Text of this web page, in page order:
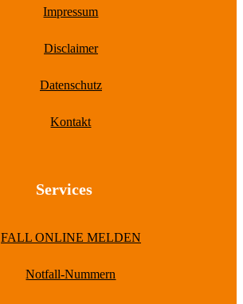
Impressum
Disclaimer
Datenschutz
Kontakt
Services
FALL ONLINE MELDEN
Notfall-Nummern